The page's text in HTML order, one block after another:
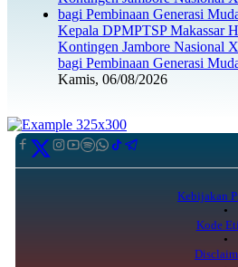
Kepala DPMPTSP Makassar
Kontingen Jambore Nasional
bagi Pembinaan Generasi
Kamis, 06/08/2026
Kebijakan
Kode